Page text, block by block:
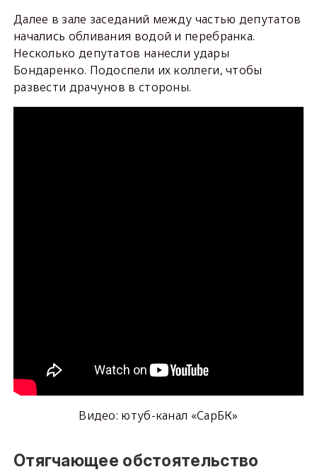
Далее в зале заседаний между частью депутатов
начались обливания водой и перебранка.
Несколько депутатов нанесли удары
Бондаренко. Подоспели их коллеги, чтобы
развести драчунов в стороны.
Видео: ютуб-канал «СарБК»
Отягчающее обстоятельство